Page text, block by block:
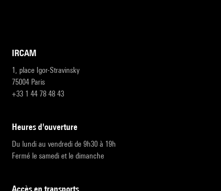
IRCAM
1, place Igor-Stravinsky
75004 Paris
+33 1 44 78 48 43
heures d'ouverture
Du lundi au vendredi de 9h30 à 19h
Fermé le samedi et le dimanche
accès en transports